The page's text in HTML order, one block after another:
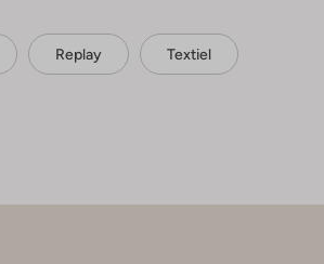
Replay Textiel